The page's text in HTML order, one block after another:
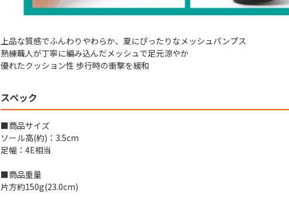
上品な質感でふんわりやわらか、夏にぴったりなメッシュパンプス
熟練職人が丁寧に編み込んだメッシュで足元涼やか
優れたクッション性 歩行時の衝撃を緩和
スペック
■商品サイズ
ソール高(約)：3.5cm
足幅：4E相当
■商品重量
片方約150g(23.0cm)